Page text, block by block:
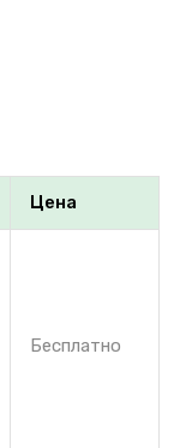
Цена
Бесплатно